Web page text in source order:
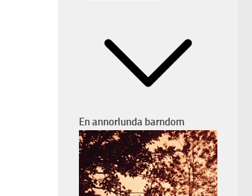
En annorlunda barndom